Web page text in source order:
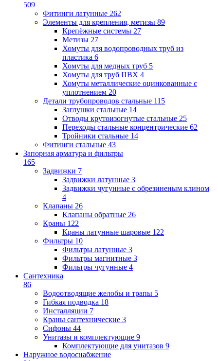
509
Фитинги латунные 262
Элементы для крепления, метизы 89
Крепёжные системы 27
Метизы 27
Хомуты для водопроводных труб из
пластика 6
Хомуты для медных труб 5
Хомуты для труб ПВХ 4
Хомуты металлические оцинкованные с
уплотнением 20
Детали трубопроводов стальные 115
Заглушки стальные 14
Отводы крутоизогнутые стальные 25
Переходы стальные концентрические 62
Тройники стальные 14
Фитинги стальные 43
Запорная арматура и фильтры
165
Задвижки 7
Задвижки латунные 3
Задвижки чугунные с обрезиненым клином
4
Клапаны 26
Клапаны обратные 26
Краны 122
Краны латунные шаровые 122
Фильтры 10
Фильтры латунные 3
Фильтры магнитные 3
Фильтры чугунные 4
Сантехника
86
Водоотводящие желобы и трапы 5
Гибкая подводка 18
Инсталляции 7
Краны сантехнические 3
Сифоны 44
Унитазы и комплектующие 9
Комплектующие для унитазов 9
Наружное водоснабжение